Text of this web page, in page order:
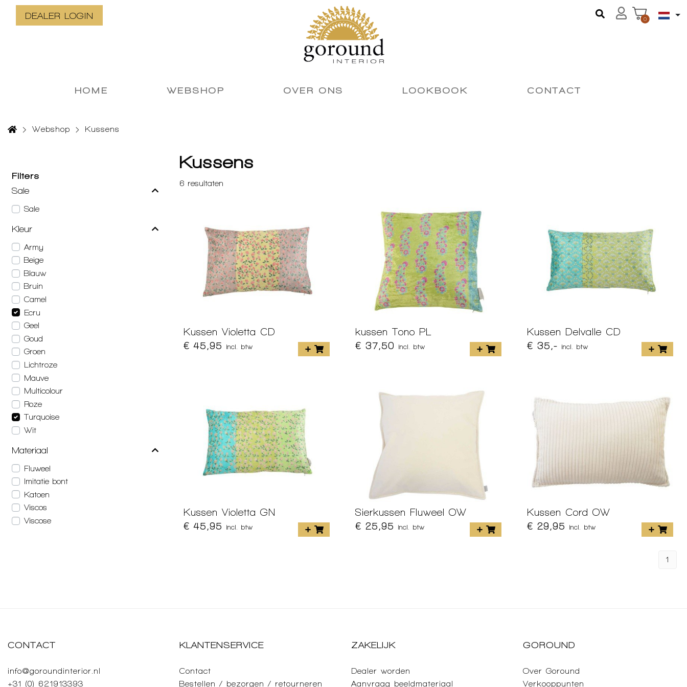
DEALER LOGIN 0
HOME WEBSHOP OVER ONS LOOKBOOK CONTACT
Webshop Kussens
Filters
Sale
Sale
Kleur
Army
Beige
Blauw
Bruin
Camel
Ecru
Geel
Goud
Groen
Lichtroze
Mauve
Multicolour
Roze
Turquoise
Wit
Materiaal
Fluweel
Imitatie bont
Katoen
Viscos
Viscose
Kussens
6 resultaten
Kussen Violetta CD
€ 45,95
incl. btw
kussen Tono PL
€ 37,50
incl. btw
Kussen Delvalle CD
€ 35,-
incl. btw
Kussen Violetta GN
€ 45,95
incl. btw
Sierkussen Fluweel OW
€ 25,95
incl. btw
Kussen Cord OW
€ 29,95
incl. btw
1
CONTACT
info@goroundinterior.nl
+31 (0) 621913393
KLANTENSERVICE
Contact
Bestellen / bezorgen / retourneren
ZAKELIJK
Dealer worden
Aanvraag beeldmateriaal
GOROUND
Over Goround
Verkooppunten